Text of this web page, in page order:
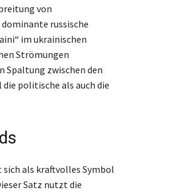
von
russische
im ukrainischen
Strömungen
Spaltung zwischen den
politische als auch die
sich als kraftvolles Symbol
Satz nutzt die